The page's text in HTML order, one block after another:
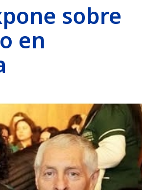
sobre
en